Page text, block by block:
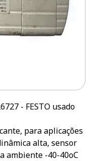
- FESTO usado
para aplicações
alta, sensor
ambiente -40-40oC